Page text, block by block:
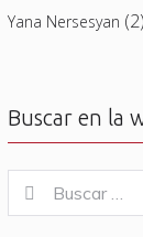
Yana Nersesyan (2)
Buscar en la
for:
Buscar